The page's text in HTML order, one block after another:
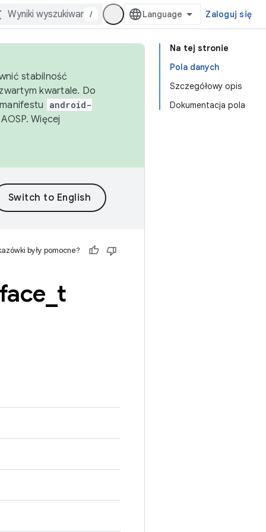
/ Zaloguj się
Na tej stronie
Pola danych
Szczegółowy opis
Dokumentacja pola
stabilność
kwartale. Do
android-
Więcej
były pomocne?
t